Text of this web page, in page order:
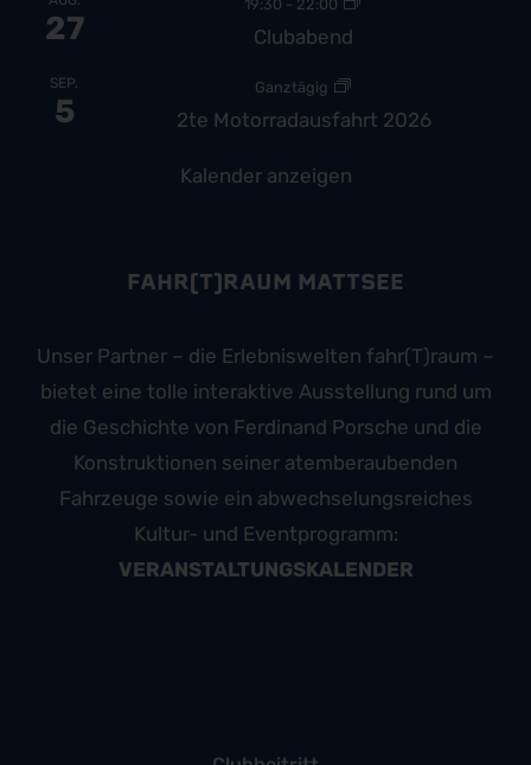
27
19:30 - 22:00
Clubabend
SEP.
5
Ganztägig
2te Motorradausfahrt 2026
Kalender anzeigen
FAHR(T)RAUM MATTSEE
Unser Partner – die Erlebniswelten fahr(T)raum –
bietet eine tolle interaktive Ausstellung rund um
die Geschichte von Ferdinand Porsche und die
Konstruktionen seiner atemberaubenden
Fahrzeuge sowie ein abwechselungsreiches
Kultur- und Eventprogramm:
VERANSTALTUNGSKALENDER